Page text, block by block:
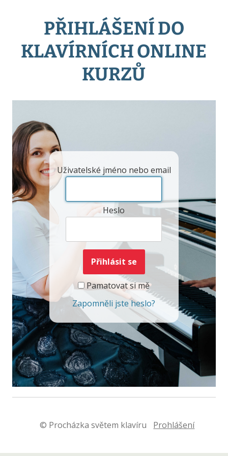
PŘIHLÁŠENÍ DO
KLAVÍRNÍCH ONLINE
KURZŮ
Uživatelské jméno nebo email
Heslo
Pamatovat si mě
Zapomněli jste heslo?
© Procházka světem klavíru Prohlášení